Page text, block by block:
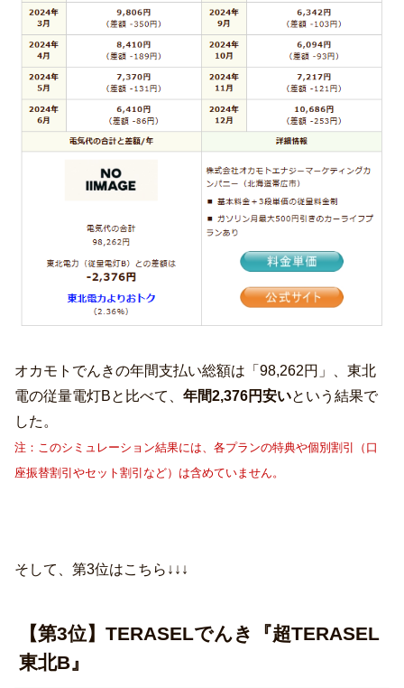
オカモトでんきの年間支払い総額は「98,262円」、東北
電の従量電灯Bと比べて、年間2,376円安いという結果で
した。
注：このシミュレーション結果には、各プランの特典や個別割引（口
座振替割引やセット割引など）は含めていません。
そして、第3位はこちら↓↓↓
【第3位】TERASELでんき『超TERASEL
東北B』